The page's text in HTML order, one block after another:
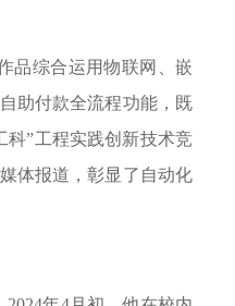
品综合运用物联网、嵌
助付款全流程功能，既
科”工程实践创新技术竞
体报道，彰显了自动化